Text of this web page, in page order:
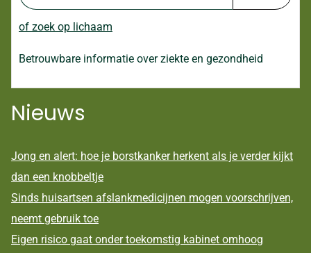
of zoek op lichaam
Betrouwbare informatie over ziekte en gezondheid
Nieuws
Jong en alert: hoe je borstkanker herkent als je verder kijkt
dan een knobbeltje
Sinds huisartsen afslankmedicijnen mogen voorschrijven,
neemt gebruik toe
Eigen risico gaat onder toekomstig kabinet omhoog